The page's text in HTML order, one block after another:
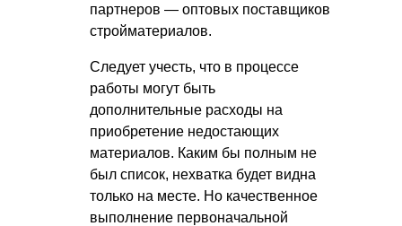
партнеров — оптовых поставщиков
стройматериалов.
Следует учесть, что в процессе
работы могут быть
дополнительные расходы на
приобретение недостающих
материалов. Каким бы полным не
был список, нехватка будет видна
только на месте. Но качественное
выполнение первоначальной